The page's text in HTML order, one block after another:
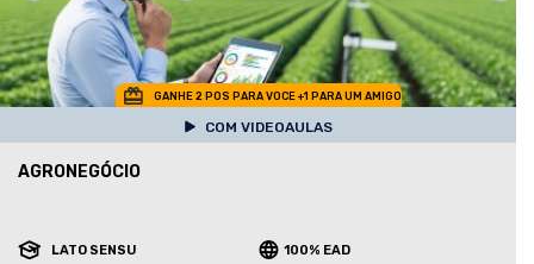
GANHE 2 POS PARA VOCE +1 PARA UM AMIGO
COM VIDEOAULAS
AGRONEGÓCIO
LATO SENSU 100% EAD